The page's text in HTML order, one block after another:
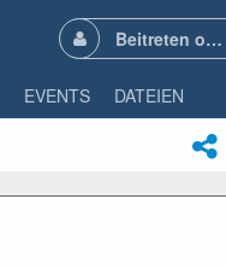
Beitreten oder Anmelden
EVENTS DATEIEN